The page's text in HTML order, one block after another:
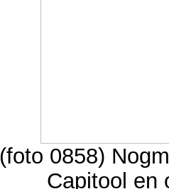
(foto 0858)
Capitool en